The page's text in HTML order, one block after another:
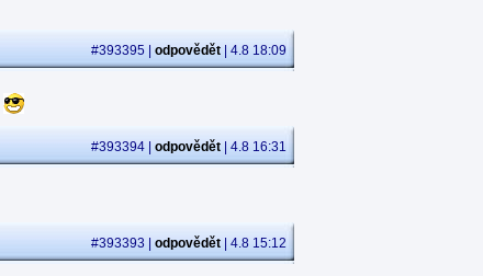
#393395 | odpovědět | 4.8 18:09
#393394 | odpovědět | 4.8 16:31
#393393 | odpovědět | 4.8 15:12